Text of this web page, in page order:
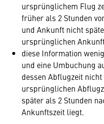
ursprünglichem Flug
früher als 2 Stunden
und Ankunft nicht
ursprünglichen
diese Information
und eine Umbuchung
dessen Abflugzeit
ursprünglichen
später als 2 Stunden
Ankunftszeit liegt.